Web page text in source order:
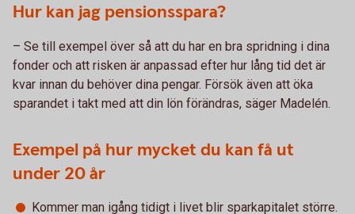
Hur kan jag pensionsspara?
– Se till exempel över så att du har en bra spridning i dina
fonder och att risken är anpassad efter hur lång tid det är
kvar innan du behöver dina pengar. Försök även att öka
sparandet i takt med att din lön förändras, säger Madelén.
Exempel på hur mycket du kan få ut
under 20 år
Kommer man igång tidigt i livet blir sparkapitalet större.